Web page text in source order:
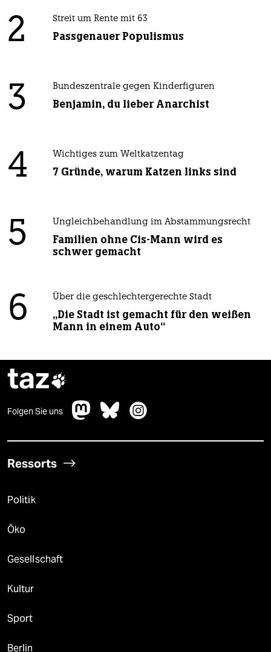
2 Streit um Rente mit 63
Passgenauer Populismus
3 Bundeszentrale gegen Kinderfiguren
Benjamin, du lieber Anarchist
4 Wichtiges zum Weltkatzentag
7 Gründe, warum Katzen links sind
5 Ungleichbehandlung im Abstammungsrecht
Familien ohne Cis-Mann wird es
schwer gemacht
6 Über die geschlechtergerechte Stadt
„Die Stadt ist gemacht für den weißen
Mann in einem Auto“
taz
Folgen Sie uns
Ressorts
Politik
Öko
Gesellschaft
Kultur
Sport
Berlin